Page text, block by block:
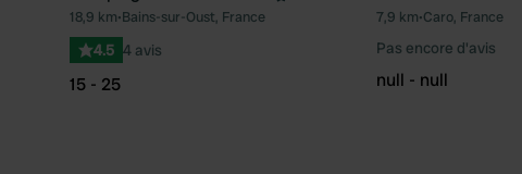
Préféré
18,9 km•Bains-sur-Oust, France
4.5 4 avis
15 - 25
7,9 km•Caro, France
Pas encore d'avis
null - null